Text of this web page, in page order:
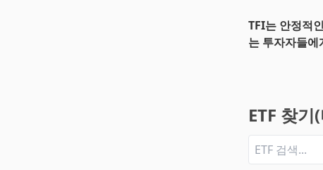
TFI는 안정적
는 투자자들
ETF 찾